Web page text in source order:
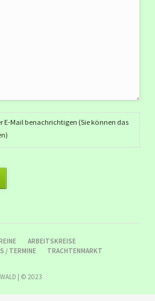
E-Mail benachrichtigen (Sie können das
ARBEITSKREISE
/ TERMINE
TRACHTENMARKT
| © 2023